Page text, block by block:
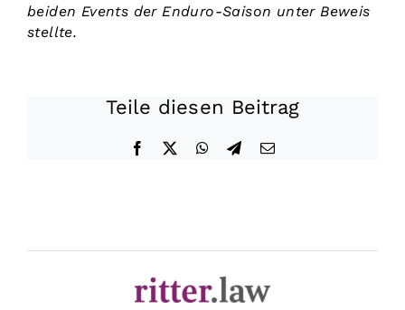
beiden Events der Enduro-Saison unter Beweis
stellte.
Teile diesen Beitrag
Facebook WhatsApp
Telegram
E-
Datenschutz